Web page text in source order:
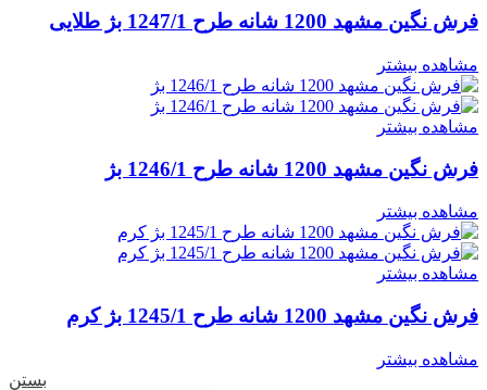
فرش نگین مشهد 1200 شانه طرح 1247/1 بژ طلایی
مشاهده بیشتر
مشاهده بیشتر
فرش نگین مشهد 1200 شانه طرح 1246/1 بژ
مشاهده بیشتر
مشاهده بیشتر
فرش نگین مشهد 1200 شانه طرح 1245/1 بژ کرم
مشاهده بیشتر
بستن